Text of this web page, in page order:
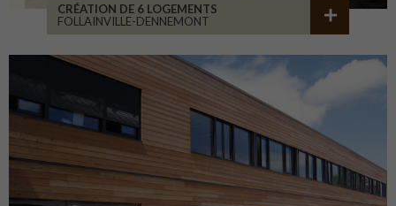
CRÉATION DE 6 LOGEMENTS
FOLLAINVILLE-DENNEMONT